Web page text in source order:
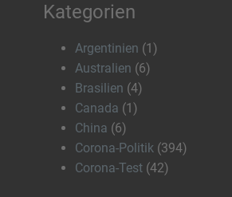
Kategorien
Argentinien (1)
Australien (6)
Brasilien (4)
Canada (1)
China (6)
Corona-Politik (394)
Corona-Test (42)